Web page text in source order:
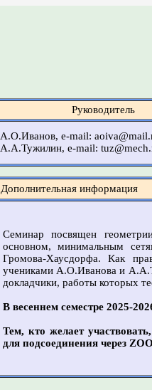
Руководитель
А.О.Иванов, e-mail:
А.А.Тужилин, e-mail:
Дополнительная информация
Семинар посвящен
основном, минимальным
Громова-Хаусдорфа. Как
учениками А.О.Иванова и
докладчики, работы которых
В весеннем семестре 2025-
Тем, кто желает
для подсоединения через